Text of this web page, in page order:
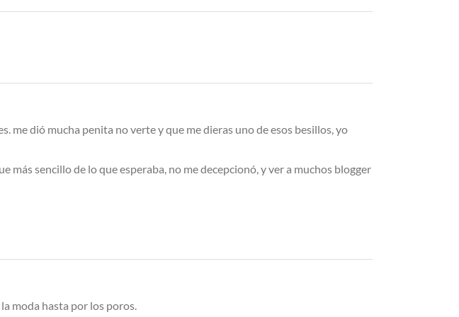
me dió mucha penita no verte y que me dieras uno de esos besillos, yo
más sencillo de lo que esperaba, no me decepcionó, y ver a muchos blogger
moda hasta por los poros.